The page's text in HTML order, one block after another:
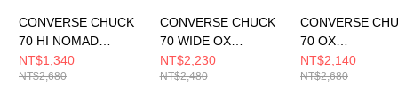
CONVERSE CHUCK
70 HI NOMAD
KHAKI/BLACK/EGRET
男女 休閒鞋 168504C
NT$1,340
NT$2,680
CONVERSE CHUCK
70 WIDE OX
BLACK/BLACK/EGRE
T 男女 休閒鞋
NT$2,230
NT$2,480
CONVERSE
70 OX
PAPYRUS/
ACK 男女 休閒鞋
NT$2,140
NT$2,680